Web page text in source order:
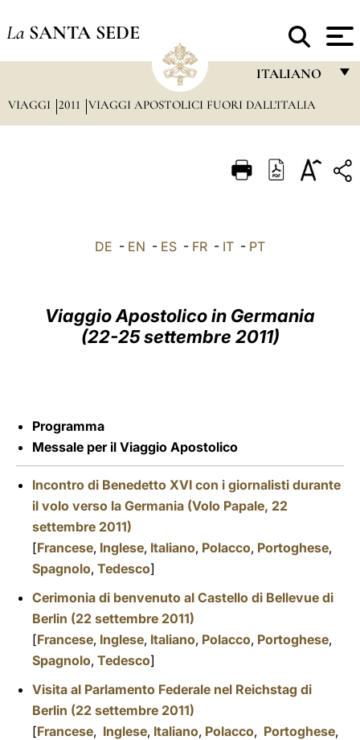
La SANTA SEDE
ITALIANO
FRANÇAIS
ITALIANO
العربيّة
VIAGGI 2011 VIAGGI APOSTOLICI FUORI DALL'ITALIA
DE - EN - ES - FR - IT - PT
Viaggio Apostolico in Germania
(22-25 settembre 2011)
Programma
Messale per il Viaggio Apostolico
Incontro di Benedetto XVI con i giornalisti durante
il volo verso la Germania (Volo Papale, 22
settembre 2011)
[Francese, Inglese, Italiano, Polacco, Portoghese,
Spagnolo, Tedesco]
Cerimonia di benvenuto al Castello di Bellevue di
Berlin (22 settembre 2011)
[Francese, Inglese, Italiano, Polacco, Portoghese,
Spagnolo, Tedesco]
Visita al Parlamento Federale nel Reichstag di
Berlin (22 settembre 2011)
[Francese, Inglese, Italiano, Polacco, Portoghese,